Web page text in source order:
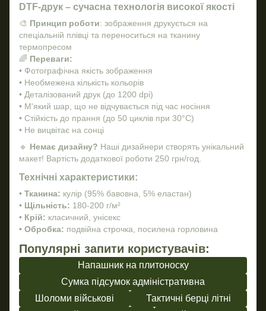
DTF-друк – сучасна технологія високої якості
🎨 Принцип роботи: зображення друкується на
спеціальній плівці та переноситься на тканину
термопресом
🌈 Переваги:
• Фотографічна якість зображення
• Необмежена кількість кольорів
• Деталізований друк (до 1200 dpi)
• М'який шар, що не відчувається під час носіння
• Стійкість до прання (до 50 циклів при 30°C)
• Не вицвітає на сонці
🔹 Немає дизайну? Наші дизайнери створять унікальний
макет! Вартість додаткової роботи 250 грн/год.
Технічні характеристики:
• Тканина: кулір (95% бавовна, 5% еластан)
• Щільність: 180-200 г/м²
• Крій: класичний, унісекс
• Обробка: подвійна строчка, посилена горловина
Популярні запити користувачів:
Напашник на плитоноску
Сумка підсумок адміністративна
Шоломи військові
Тактичні берці літні